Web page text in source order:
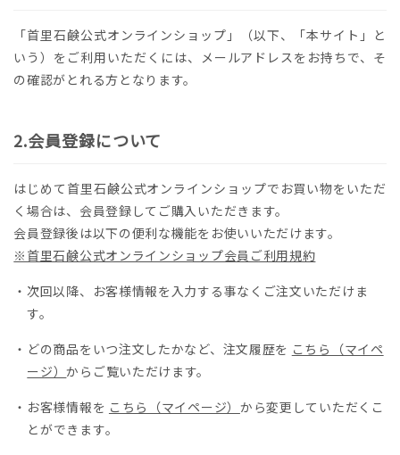
「首里石鹸公式オンラインショップ」（以下、「本サイト」と
いう）をご利用いただくには、メールアドレスをお持ちで、そ
の確認がとれる方となります。
会員登録について
はじめて首里石鹸公式オンラインショップでお買い物をいただ
く場合は、会員登録してご購入いただきます。
会員登録後は以下の便利な機能をお使いいただけます。
※首里石鹸公式オンラインショップ会員ご利用規約
・次回以降、お客様情報を入力する事なくご注文いただけま
す。
・どの商品をいつ注文したかなど、注文履歴を こちら（マイペ
ージ）からご覧いただけます。
・お客様情報を こちら（マイページ） から変更していただくこ
とができます。